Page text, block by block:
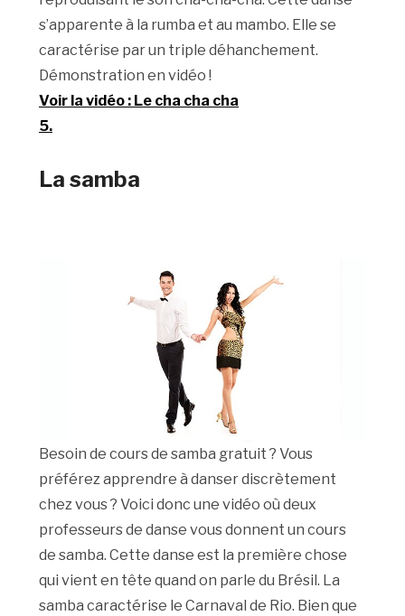
s’apparente à la rumba et au mambo. Elle se
caractérise par un triple déhanchement.
Démonstration en vidéo !
Voir la vidéo : Le cha cha cha
5.
La samba
Besoin de cours de samba gratuit ? Vous
préférez apprendre à danser discrètement
chez vous ? Voici donc une vidéo où deux
professeurs de danse vous donnent un cours
de samba. Cette danse est la première chose
qui vient en tête quand on parle du Brésil. La
samba caractérise le Carnaval de Rio. Bien que